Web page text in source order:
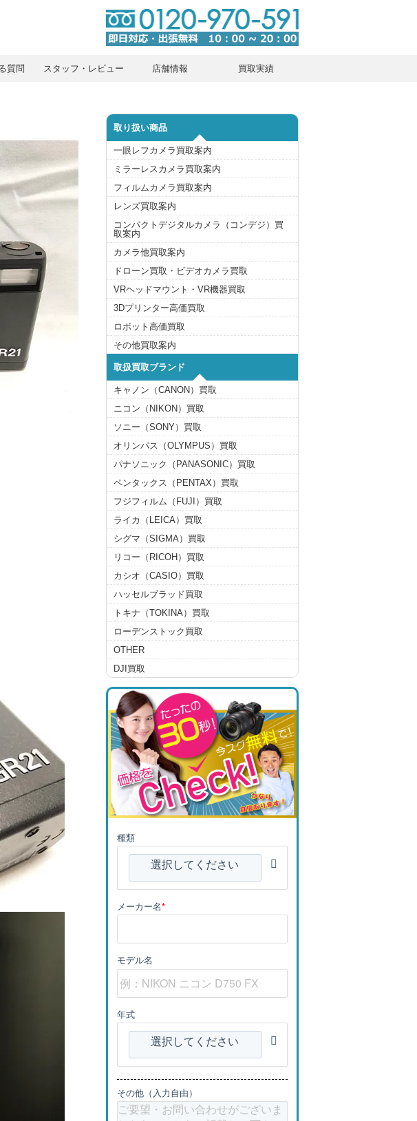
質問 スタッフ・レビュー 店舗情報 買取実績
取り扱い商品
一眼レフカメラ買取案内
ミラーレスカメラ買取案内
フィルムカメラ買取案内
レンズ買取案内
コンパクトデジタルカメラ（コンデジ）買
取案内
カメラ他買取案内
ドローン買取・ビデオカメラ買取
VRヘッドマウント・VR機器買取
3Dプリンター高価買取
ロボット高価買取
その他買取案内
取扱買取ブランド
キャノン（CANON）買取
ニコン（NIKON）買取
ソニー（SONY）買取
オリンパス（OLYMPUS）買取
パナソニック（PANASONIC）買取
ペンタックス（PENTAX）買取
フジフィルム（FUJI）買取
ライカ（LEICA）買取
シグマ（SIGMA）買取
リコー（RICOH）買取
カシオ（CASIO）買取
ハッセルブラッド買取
トキナ（TOKINA）買取
ローデンストック買取
OTHER
DJI買取
種類
選択してください
メーカー名*
モデル名
年式
選択してください
その他（入力自由）